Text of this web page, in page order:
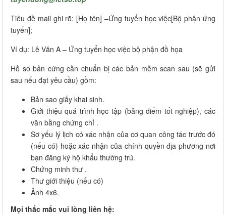
Tiêu đề mail ghi rõ: [Họ tên] –Ứng tuyển học việc[Bộ phận ứng
tuyển];
Ví dụ: Lê Văn A – Ứng tuyển học việc bộ phận đồ họa
Hồ sơ bản cứng cần chuẩn bị các bản mềm scan sau (sẽ gửi
sau nếu đạt yêu cầu) gồm:
Bản sao giấy khai sinh.
Giới thiệu quá trình học tập (bảng điểm tốt nghiệp), các
văn bằng chứng chỉ .
Sơ yếu lý lịch có xác nhận của cơ quan công tác trước đó
(nếu có) hoặc xác nhận của chính quyền địa phương nơi
bạn đăng ký hộ khẩu thường trú.
Chứng minh thư .
Thư giới thiệu (nếu có)
Ảnh 4x6.
Mọi thắc mắc vui lòng liên hệ: